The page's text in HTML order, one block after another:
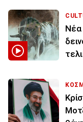
Νέα